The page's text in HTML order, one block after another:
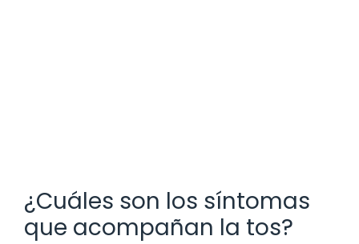
¿Cuáles son los síntomas
que acompañan la tos?